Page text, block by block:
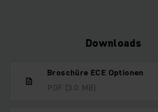
Downloads
Broschüre ECE Optionen
PDF (3.0 MB)